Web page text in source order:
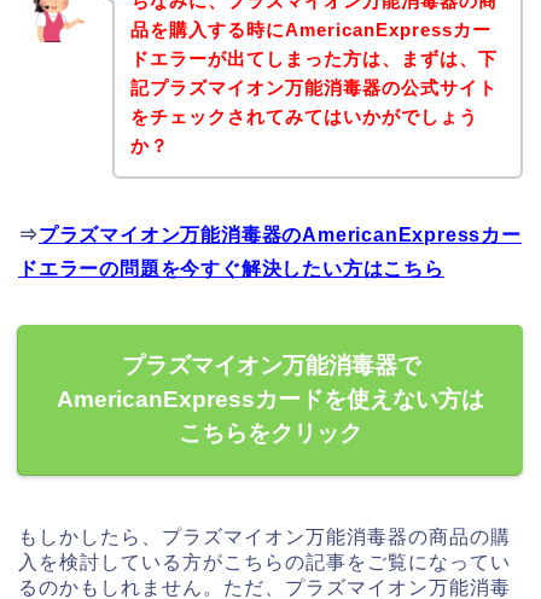
品を購入する時にAmericanExpressカー
ドエラーが出てしまった方は、まずは、下
記プラズマイオン万能消毒器の公式サイト
をチェックされてみてはいかがでしょう
か？
⇒プラズマイオン万能消毒器のAmericanExpressカー
ドエラーの問題を今すぐ解決したい方はこちら
プラズマイオン万能消毒器で
AmericanExpressカードを使えない方は
こちらをクリック
もしかしたら、プラズマイオン万能消毒器の商品の購
入を検討している方がこちらの記事をご覧になってい
るのかもしれません。ただ、プラズマイオン万能消毒